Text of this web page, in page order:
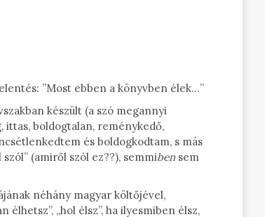
”Most ebben a könyvben élek…”
készült (a szó megannyi
boldogtalan, reménykedő,
és boldogkodtam, s más
(amiről szól ez??), semmiben sem
néhány magyar költőjével,
„hol élsz”, ha ilyesmiben élsz,